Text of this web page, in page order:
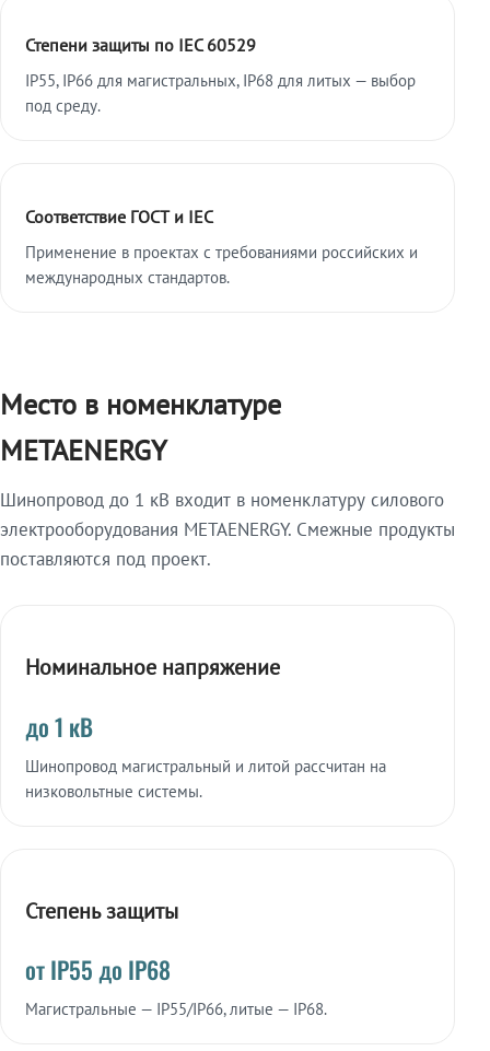
Степени защиты по IEC 60529
IP55, IP66 для магистральных, IP68 для литых — выбор
под среду.
Соответствие ГОСТ и IEC
Применение в проектах с требованиями российских и
международных стандартов.
Место в номенклатуре
METAENERGY
Шинопровод до 1 кВ входит в номенклатуру силового
электрооборудования METAENERGY. Смежные продукты
поставляются под проект.
Номинальное напряжение
до 1 кВ
Шинопровод магистральный и литой рассчитан на
низковольтные системы.
Степень защиты
от IP55 до IP68
Магистральные — IP55/IP66, литые — IP68.